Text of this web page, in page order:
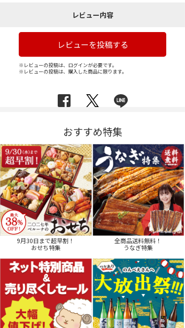
レビュー内容
レビューを投稿する
※レビューの投稿は、ログインが必要です。
※レビューの投稿は、購入した商品に限ります。
おすすめ特集
9月30日まで超早割！
おせち特集
全商品送料無料！
うなぎ特集